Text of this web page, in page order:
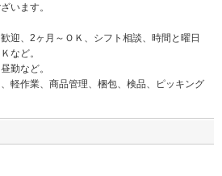
います。
迎、2ヶ月～ＯＫ、シフト相談、時間と曜日
など。
勤など。
軽作業、商品管理、梱包、検品、ピッキング